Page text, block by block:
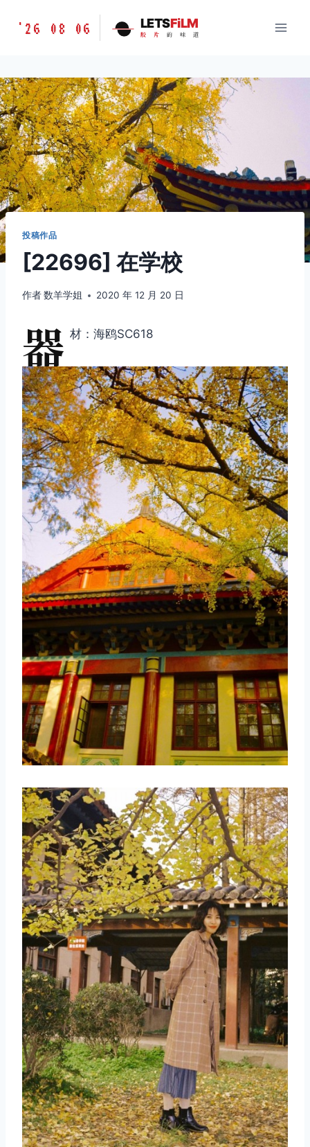
胶
味
道
LETSFILM
'26 08 06 LETSFiLM
胶 片 的 味 道
投稿作品
[22696] 在学校
作者数羊学姐 2020 年 12 月 20 日
器 材：海鸥SC618